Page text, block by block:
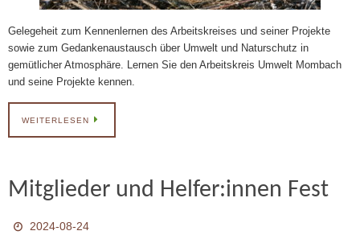
Gelegeheit zum Kennenlernen des Arbeitskreises und seiner Projekte
sowie zum Gedankenaustausch über Umwelt und Naturschutz in
gemütlicher Atmosphäre. Lernen Sie den Arbeitskreis Umwelt Mombach
und seine Projekte kennen.
WEITERLESEN
Mitglieder und Helfer:innen Fest
2024-08-24